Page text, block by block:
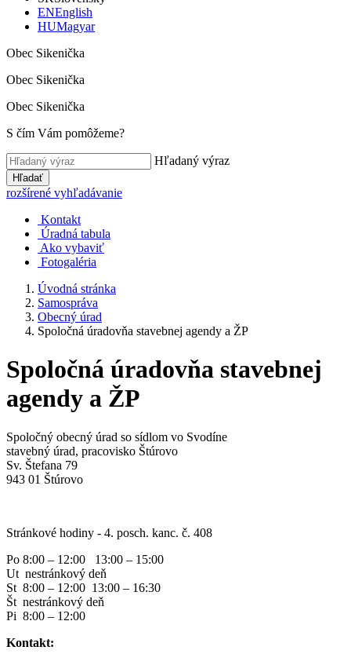
ENEnglish
HUMagyar
Obec Sikenička
Obec Sikenička
Obec Sikenička
S čím Vám pomôžeme?
Hľadaný výraz
Hľadať
rozšírené vyhľadávanie
Kontakt
Úradná tabula
Ako vybaviť
Fotogaléria
Úvodná stránka
Samospráva
Obecný úrad
Spoločná úradovňa stavebnej agendy a ŽP
Spoločná úradovňa stavebnej
agendy a ŽP
Spoločný obecný úrad so sídlom vo Svodíne
stavebný úrad, pracovisko Štúrovo
Sv. Štefana 79
943 01 Štúrovo
Stránkové hodiny - 4. posch. kanc. č. 408
Po 8:00 – 12:00 13:00 – 15:00
Ut nestránkový deň
St 8:00 – 12:00 13:00 – 16:30
Št nestránkový deň
Pi 8:00 – 12:00
Kontakt: